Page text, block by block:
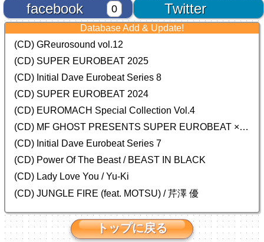
Twitter
facebook 0
Database Add & Update!
(CD) GReurosound vol.12
(CD) SUPER EUROBEAT 2025
(CD) Initial Dave Eurobeat Series 8
(CD) SUPER EUROBEAT 2024
(CD) EUROMACH Special Collection Vol.4
(CD) MF GHOST PRESENTS SUPER EUROBEAT × ORIGINAL SOUNDTRACK NEW COLLECTION
(CD) Initial Dave Eurobeat Series 7
(CD) Power Of The Beast / BEAST IN BLACK
(CD) Lady Love You / Yu-Ki
(CD) JUNGLE FIRE (feat. MOTSU) / 芹澤 優
トップに戻る